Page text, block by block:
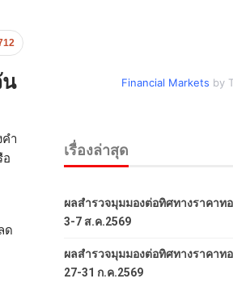
น
ำ
อ
ด
Financial Markets by
เรื่องล่าสุด
ผลสำรวจมุมมองต่อทิศทางราคาท
3-7 ส.ค.2569
ผลสำรวจมุมมองต่อทิศทางราคาท
27-31 ก.ค.2569